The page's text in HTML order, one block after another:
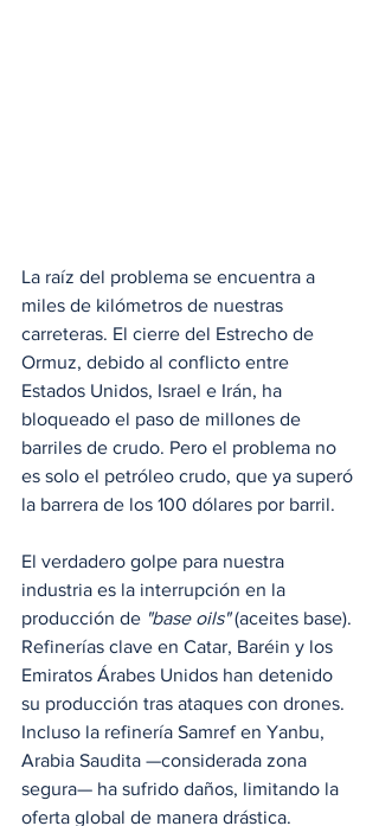
La raíz del problema se encuentra a
miles de kilómetros de nuestras
carreteras. El cierre del Estrecho de
Ormuz, debido al conflicto entre
Estados Unidos, Israel e Irán, ha
bloqueado el paso de millones de
barriles de crudo. Pero el problema no
es solo el petróleo crudo, que ya superó
la barrera de los 100 dólares por barril.
El verdadero golpe para nuestra
industria es la interrupción en la
producción de "base oils" (aceites base).
Refinerías clave en Catar, Baréin y los
Emiratos Árabes Unidos han detenido
su producción tras ataques con drones.
Incluso la refinería Samref en Yanbu,
Arabia Saudita —considerada zona
segura— ha sufrido daños, limitando la
oferta global de manera drástica.